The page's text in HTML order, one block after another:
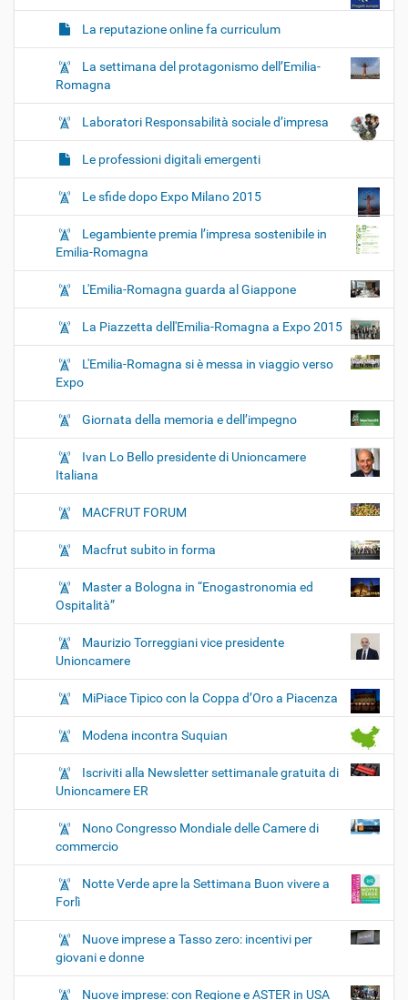
La reputazione online fa curriculum
La settimana del protagonismo dell’Emilia-
Romagna
Laboratori Responsabilità sociale d’impresa
Le professioni digitali emergenti
Le sfide dopo Expo Milano 2015
Legambiente premia l’impresa sostenibile in
Emilia-Romagna
L'Emilia-Romagna guarda al Giappone
La Piazzetta dell'Emilia-Romagna a Expo 2015
L'Emilia-Romagna si è messa in viaggio verso
Expo
Giornata della memoria e dell’impegno
Ivan Lo Bello presidente di Unioncamere
Italiana
MACFRUT FORUM
Macfrut subito in forma
Master a Bologna in “Enogastronomia ed
Ospitalità”
Maurizio Torreggiani vice presidente
Unioncamere
MiPiace Tipico con la Coppa d’Oro a Piacenza
Modena incontra Suquian
Iscriviti alla Newsletter settimanale gratuita di
Unioncamere ER
Nono Congresso Mondiale delle Camere di
commercio
Notte Verde apre la Settimana Buon vivere a
Forlì
Nuove imprese a Tasso zero: incentivi per
giovani e donne
Nuove imprese: con Regione e ASTER in USA